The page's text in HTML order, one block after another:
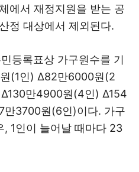
에서 재정지원을 받는 공
정 대상에서 제외된다.
등록표상 가구원수를 기
(1인) Δ82만6000원(2
만4900원(4인) Δ154
만3700원(6인)이다. 가구
, 1인이 늘어날 때마다 23